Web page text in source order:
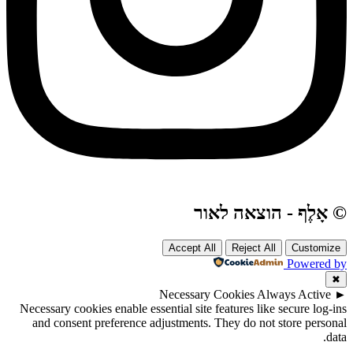
© אָלֶף - הוצאה לאור
Customize
Reject All
Accept All
Powered by
✖
►
Necessary Cookies Always Active
Necessary cookies enable essential site features like secure log-ins
and consent preference adjustments. They do not store personal
data.